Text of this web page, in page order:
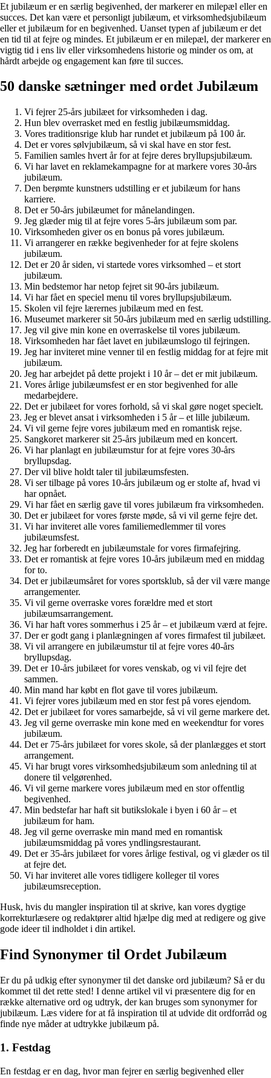
Et jubilæum er en særlig begivenhed, der markerer en milepæl eller en
succes. Det kan være et personligt jubilæum, et virksomhedsjubilæum
eller et jubilæum for en begivenhed. Uanset typen af jubilæum er det
en tid til at fejre og mindes. Et jubilæum er en milepæl, der markerer en
vigtig tid i ens liv eller virksomhedens historie og minder os om, at
hårdt arbejde og engagement kan føre til succes.
50 danske sætninger med ordet Jubilæum
Vi fejrer 25-års jubilæet for virksomheden i dag.
Hun blev overrasket med en festlig jubilæumsmiddag.
Vores traditionsrige klub har rundet et jubilæum på 100 år.
Det er vores sølvjubilæum, så vi skal have en stor fest.
Familien samles hvert år for at fejre deres bryllupsjubilæum.
Vi har lavet en reklamekampagne for at markere vores 30-års
jubilæum.
Den berømte kunstners udstilling er et jubilæum for hans
karriere.
Det er 50-års jubilæumet for månelandingen.
Jeg glæder mig til at fejre vores 5-års jubilæum som par.
Virksomheden giver os en bonus på vores jubilæum.
Vi arrangerer en række begivenheder for at fejre skolens
jubilæum.
Det er 20 år siden, vi startede vores virksomhed – et stort
jubilæum.
Min bedstemor har netop fejret sit 90-års jubilæum.
Vi har fået en speciel menu til vores bryllupsjubilæum.
Skolen vil fejre lærernes jubilæum med en fest.
Museumet markerer sit 50-års jubilæum med en særlig udstilling.
Jeg vil give min kone en overraskelse til vores jubilæum.
Virksomheden har fået lavet en jubilæumslogo til fejringen.
Jeg har inviteret mine venner til en festlig middag for at fejre mit
jubilæum.
Jeg har arbejdet på dette projekt i 10 år – det er mit jubilæum.
Vores årlige jubilæumsfest er en stor begivenhed for alle
medarbejdere.
Det er jubilæet for vores forhold, så vi skal gøre noget specielt.
Jeg er blevet ansat i virksomheden i 5 år – et lille jubilæum.
Vi vil gerne fejre vores jubilæum med en romantisk rejse.
Sangkoret markerer sit 25-års jubilæum med en koncert.
Vi har planlagt en jubilæumstur for at fejre vores 30-års
bryllupsdag.
Der vil blive holdt taler til jubilæumsfesten.
Vi ser tilbage på vores 10-års jubilæum og er stolte af, hvad vi
har opnået.
Vi har fået en særlig gave til vores jubilæum fra virksomheden.
Det er jubilæet for vores første møde, så vi vil gerne fejre det.
Vi har inviteret alle vores familiemedlemmer til vores
jubilæumsfest.
Jeg har forberedt en jubilæumstale for vores firmafejring.
Det er romantisk at fejre vores 10-års jubilæum med en middag
for to.
Det er jubilæumsåret for vores sportsklub, så der vil være mange
arrangementer.
Vi vil gerne overraske vores forældre med et stort
jubilæumsarrangement.
Vi har haft vores sommerhus i 25 år – et jubilæum værd at fejre.
Der er godt gang i planlægningen af vores firmafest til jubilæet.
Vi vil arrangere en jubilæumstur til at fejre vores 40-års
bryllupsdag.
Det er 10-års jubilæet for vores venskab, og vi vil fejre det
sammen.
Min mand har købt en flot gave til vores jubilæum.
Vi fejrer vores jubilæum med en stor fest på vores ejendom.
Det er jubilæet for vores samarbejde, så vi vil gerne markere det.
Jeg vil gerne overraske min kone med en weekendtur for vores
jubilæum.
Det er 75-års jubilæet for vores skole, så der planlægges et stort
arrangement.
Vi har brugt vores virksomhedsjubilæum som anledning til at
donere til velgørenhed.
Vi vil gerne markere vores jubilæum med en stor offentlig
begivenhed.
Min bedstefar har haft sit butikslokale i byen i 60 år – et
jubilæum for ham.
Jeg vil gerne overraske min mand med en romantisk
jubilæumsmiddag på vores yndlingsrestaurant.
Det er 35-års jubilæet for vores årlige festival, og vi glæder os til
at fejre det.
Vi har inviteret alle vores tidligere kolleger til vores
jubilæumsreception.
Husk, hvis du mangler inspiration til at skrive, kan vores dygtige
korrekturlæsere og redaktører altid hjælpe dig med at redigere og give
gode ideer til indholdet i din artikel.
Find Synonymer til Ordet Jubilæum
Er du på udkig efter synonymer til det danske ord jubilæum? Så er du
kommet til det rette sted! I denne artikel vil vi præsentere dig for en
række alternative ord og udtryk, der kan bruges som synonymer for
jubilæum. Læs videre for at få inspiration til at udvide dit ordforråd og
finde nye måder at udtrykke jubilæum på.
1. Festdag
En festdag er en dag, hvor man fejrer en særlig begivenhed eller